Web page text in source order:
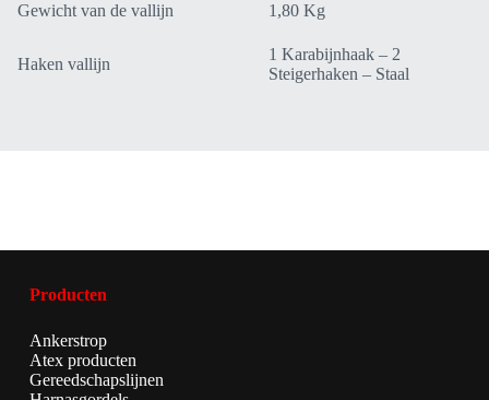
Gewicht van de vallijn 1,80 Kg
Haken vallijn
1 Karabijnhaak – 2
Steigerhaken – Staal
Producten
Ankerstrop
Atex producten
Gereedschapslijnen